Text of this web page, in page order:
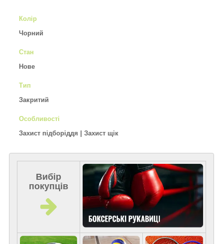
Колір
Чорний
Стан
Нове
Тип
Закритий
Особливості
Захист підборіддя | Захист щік
Вибір
покупців